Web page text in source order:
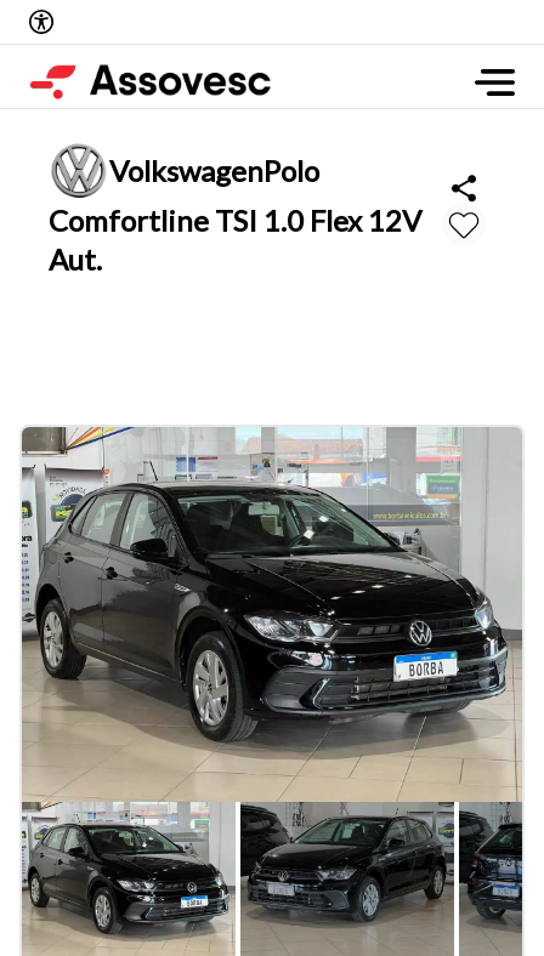
VolkswagenPolo
Comfortline TSI 1.0 Flex 12V
Aut.